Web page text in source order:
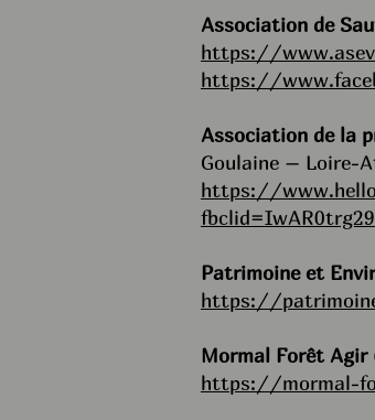
Association de
https://
https://
Association de la
Goulaine – Loire-
https://
Patrimoine et
https://
Mormal Forêt Agir
https://mormal-